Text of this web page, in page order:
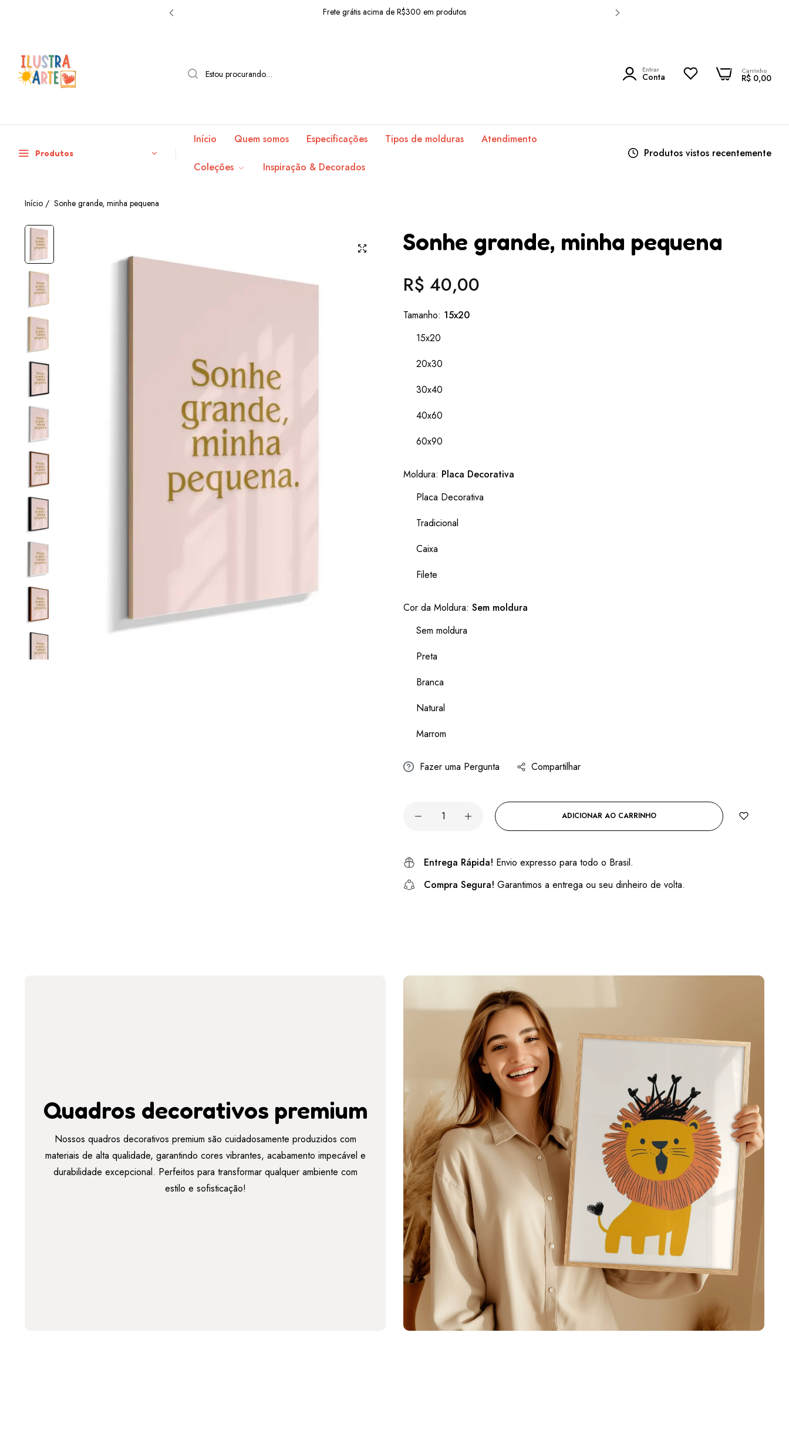
Frete grátis acima de R$300 em produtos
Frete grátis acima de R$300 em produtos
Entrar
Conta
0 Carrinho
R$ 0,00
0
Produtos
Início Quem somos Especificações Tipos de molduras Atendimento
Coleções Inspiração & Decorados
Produtos vistos recentemente
Início / Sonhe grande, minha pequena
Sonhe grande, minha pequena
Preço
normal
R$ 40,00
Tamanho: 15x20
15x20
20x30
30x40
40x60
60x90
Moldura: Placa Decorativa
Placa Decorativa
Tradicional
Caixa
Filete
Cor da Moldura: Sem moldura
Sem moldura
Preta
Branca
Natural
Marrom
Fazer uma Pergunta Compartilhar
ADICIONAR AO CARRINHO
Entrega Rápida! Envio expresso para todo o Brasil.
Compra Segura! Garantimos a entrega ou seu dinheiro de volta.
Quadros decorativos premium
Nossos quadros decorativos premium são cuidadosamente produzidos com
materiais de alta qualidade, garantindo cores vibrantes, acabamento impecável e
durabilidade excepcional. Perfeitos para transformar qualquer ambiente com
estilo e sofisticação!